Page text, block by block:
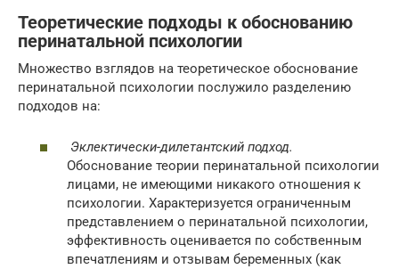
Теоретические подходы к обоснованию
перинатальной психологии
Множество взглядов на теоретическое обоснование
перинатальной психологии послужило разделению
подходов на:
Эклектически-дилетантский подход.
Обоснование теории перинатальной психологии
лицами, не имеющими никакого отношения к
психологии. Характеризуется ограниченным
представлением о перинатальной психологии,
эффективность оценивается по собственным
впечатлениям и отзывам беременных (как